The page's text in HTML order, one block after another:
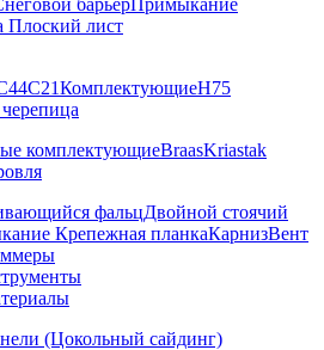
барьерПримыкание
Плоский лист
С21КомплектующиеН75
комплектующиеBraasKriastak
фальцДвойной стоячий
Крепежная планкаКарнизВент
(Цокольный сайдинг)